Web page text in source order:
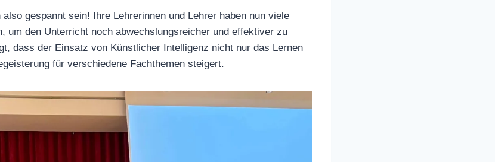
gespannt sein! Ihre Lehrerinnen und Lehrer haben nun viele
um den Unterricht noch abwechslungsreicher und effektiver zu
dass der Einsatz von Künstlicher Intelligenz nicht nur das Lernen
für verschiedene Fachthemen steigert.